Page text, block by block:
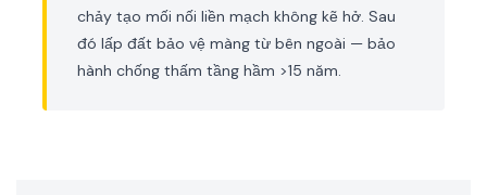
chảy tạo mối nối liền mạch không kẽ hở. Sau
đó lấp đất bảo vệ màng từ bên ngoài — bảo
hành chống thấm tầng hầm >15 năm.